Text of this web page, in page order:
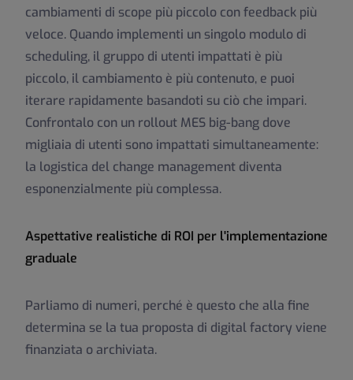
cambiamenti di scope più piccolo con feedback più
veloce. Quando implementi un singolo modulo di
scheduling, il gruppo di utenti impattati è più
piccolo, il cambiamento è più contenuto, e puoi
iterare rapidamente basandoti su ciò che impari.
Confrontalo con un rollout MES big-bang dove
migliaia di utenti sono impattati simultaneamente:
la logistica del change management diventa
esponenzialmente più complessa.
Aspettative realistiche di ROI per l'implementazione
graduale
Parliamo di numeri, perché è questo che alla fine
determina se la tua proposta di digital factory viene
finanziata o archiviata.